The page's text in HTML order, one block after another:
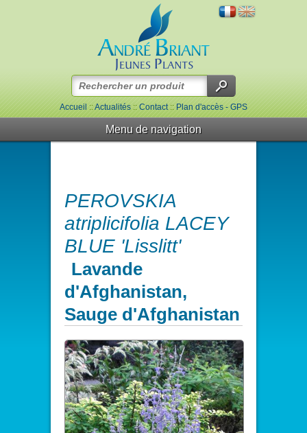
Accueil::Actualités::Contact::Plan d'accès - GPS
Menu de navigation
PEROVSKIA
atriplicifolia LACEY
BLUE 'Lisslitt'
Lavande
d'Afghanistan,
Sauge d'Afghanistan